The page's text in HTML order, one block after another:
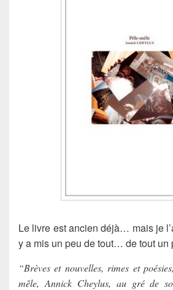
Le livre est ancien déjà… mais je
y a mis un peu de tout… de tout un
“Brèves et nouvelles, rimes et
mêle, Annick Cheylus, au gré de